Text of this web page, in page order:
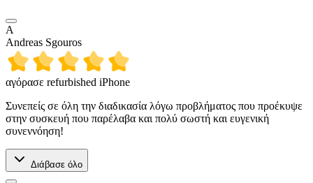
A
Andreas Sgouros
αγόρασε refurbished iPhone
Συνεπείς σε όλη την διαδικασία λόγω προβλήματος που προέκυψε
στην συσκευή που παρέλαβα και πολύ σωστή και ευγενική
συνεννόηση!
Διάβασε όλο